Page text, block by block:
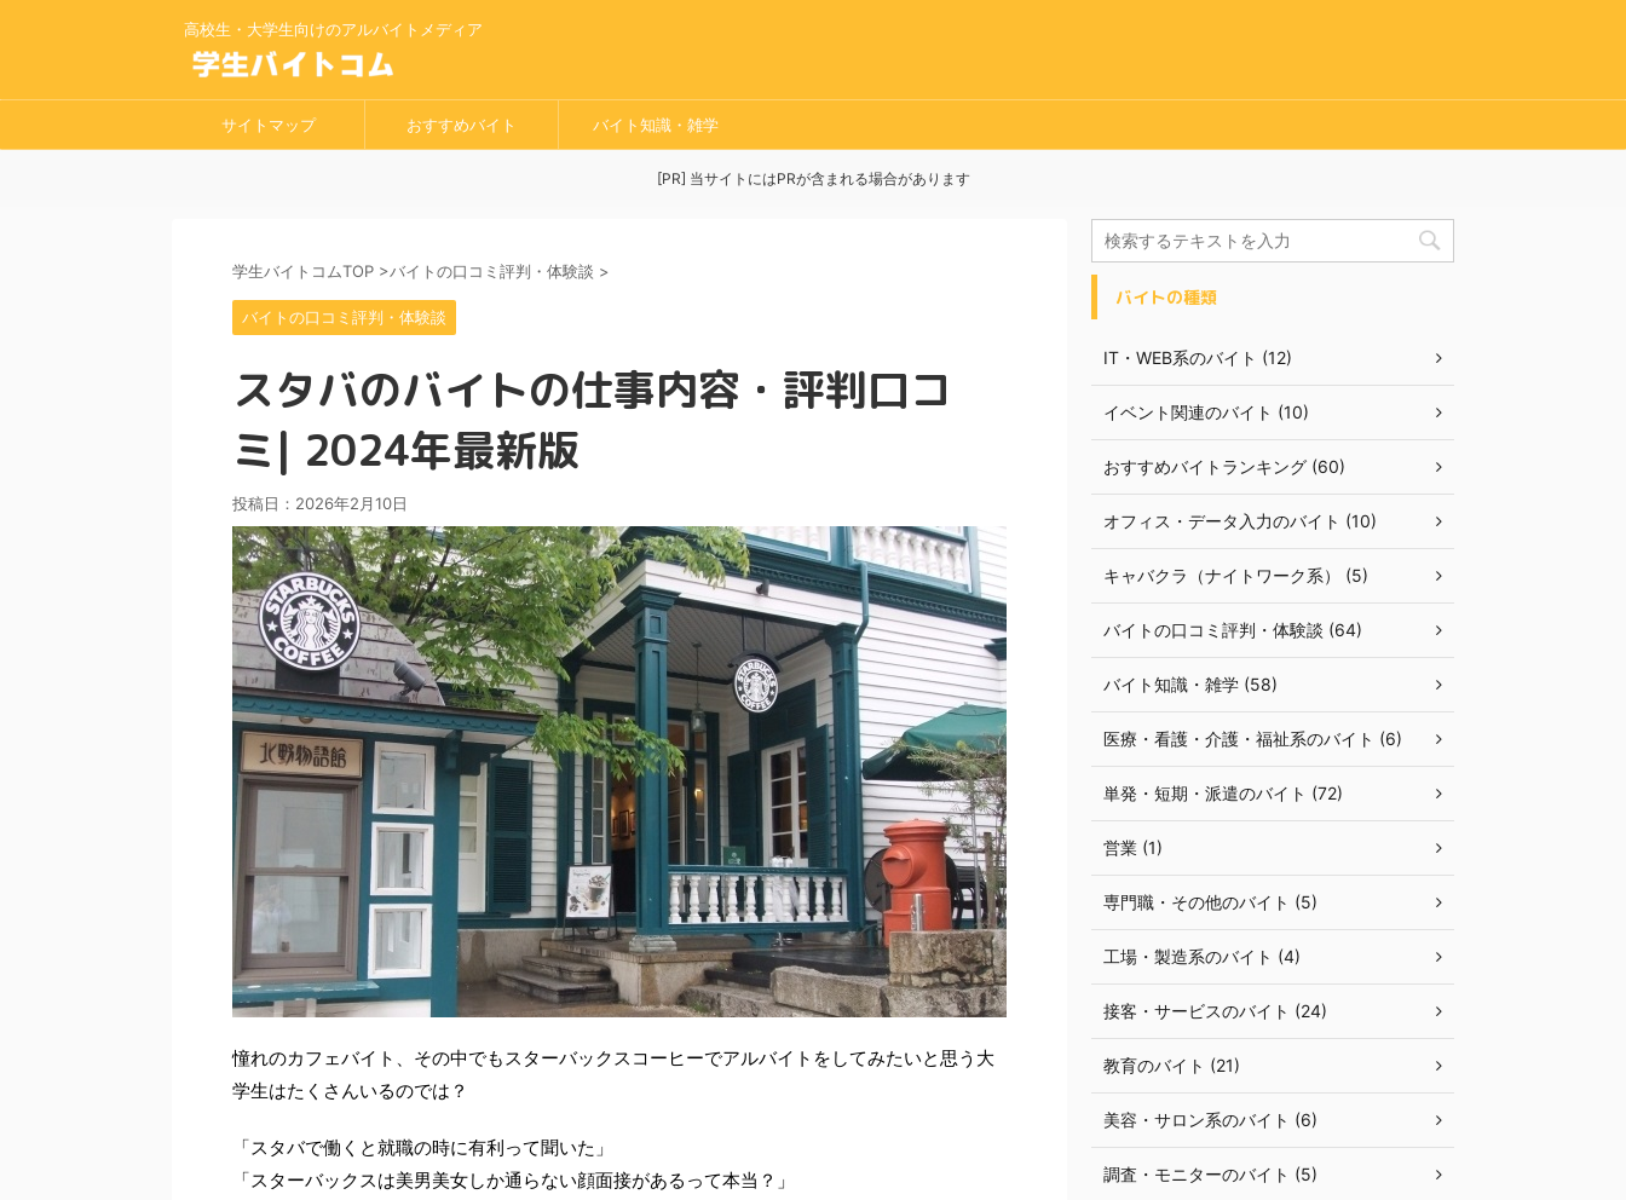
高校生・大学生向けのアルバイトメディア
サイトマップ おすすめバイト バイト知識・雑学
[PR] 当サイトにはPRが含まれる場合があります
学生バイトコムTOP >バイトの口コミ評判・体験談 >
バイトの口コミ評判・体験談
スタバのバイトの仕事内容・評判口コ
ミ| 2024年最新版
投稿日： 2026年2月10日
憧れのカフェバイト、その中でもスターバックスコーヒーでアルバイトをしてみたいと思う大
学生はたくさんいるのでは？
「スタバで働くと就職の時に有利って聞いた」
「スターバックスは美男美女しか通らない顔面接があるって本当？」
バイトの種類
IT・WEB系のバイト (12)
イベント関連のバイト (10)
おすすめバイトランキング (60)
オフィス・データ入力のバイト (10)
キャバクラ（ナイトワーク系） (5)
バイトの口コミ評判・体験談 (64)
バイト知識・雑学 (58)
医療・看護・介護・福祉系のバイト (6)
単発・短期・派遣のバイト (72)
営業 (1)
専門職・その他のバイト (5)
工場・製造系のバイト (4)
接客・サービスのバイト (24)
教育のバイト (21)
美容・サロン系のバイト (6)
調査・モニターのバイト (5)